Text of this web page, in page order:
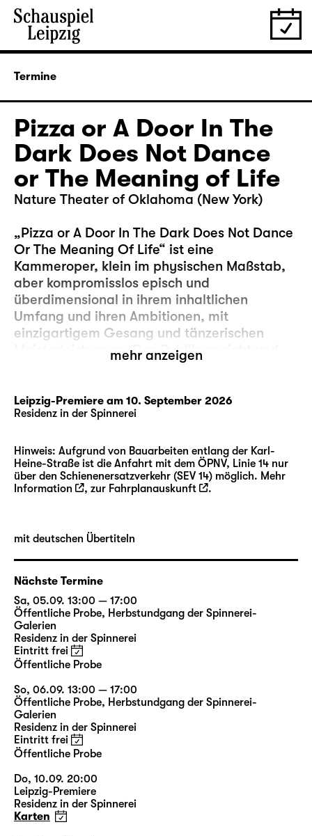
Termine
Pizza or A Door In The
Dark Does Not Dance
or The Meaning of Life
Nature Theater of Oklahoma (New York)
„Pizza or A Door In The Dark Does Not Dance
Or The Meaning Of Life“ ist eine
Kammeroper, klein im physischen Maßstab,
aber kompromisslos episch und
überdimensional in ihrem inhaltlichen
Umfang und ihren Ambitionen, mit
einzigartigem Gesang und tänzerischen
Meisterleistungen. Das Publikum sieht und
hört, im Grunde genommen kauft es zwei
sogar mehr! — zum Preis von einer, eine
Tatsache, die in diesen wirtschaftlich
Der erste Akt spielt auf einer Pizza-Party, die
harmlos beginnt, aber als eine Person
offenbart, dass sie an einer mysteriösen
verschwindet, wird ihr vermuteter Tod zu
möglicherweise toter) Wesen, die noch
Rechnungen zu begleichen und Fragen zu
klären haben.
Die Pizza wird von der örtlichen Pizzeria
geliefert und alle bekommen ein leckeres
Stück — vielleicht sogar eine geheime
Botschaft oder einen hilfreichen Tipp fürs
Leben vom Lieferanten. Aber ist er auch tot?
Oder nur einer der vielen Geister, die das
vorübergehend offene und unbewachte Tor
unsere Welt zu schleichen und uns noch
verwirrter zu machen, als wir ohnehin schon
sind?
mehr anzeigen
Leipzig-Premiere am 10. September 2026
Residenz in der Spinnerei
Hinweis: Aufgrund von Bauarbeiten entlang der Karl-
Heine-Straße ist die Anfahrt mit dem ÖPNV, Linie 14 nur
über den Schienenersatzverkehr (SEV 14) möglich. Mehr
Information
, zur Fahrplanauskunft .
mit deutschen Übertiteln
Nächste Termine
Sa, 05.09. 13:00 — 17:00
Öffentliche Probe, Herbstundgang der Spinnerei-
Galerien
Residenz in der Spinnerei
Eintritt frei
Öffentliche Probe
So, 06.09. 13:00 — 17:00
Öffentliche Probe, Herbstundgang der Spinnerei-
Galerien
Residenz in der Spinnerei
Eintritt frei
Öffentliche Probe
Do, 10.09. 20:00
Leipzig-Premiere
Residenz in der Spinnerei
Karten